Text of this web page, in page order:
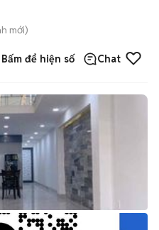
mới)
Bấm để hiện số Chat